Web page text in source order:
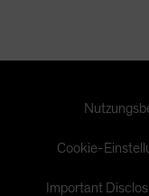
Cookie-
Important